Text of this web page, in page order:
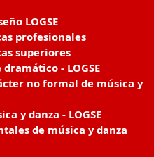
LOGSE
profesionales
superiores
- LOGSE
no formal de música y
y danza - LOGSE
de música y danza